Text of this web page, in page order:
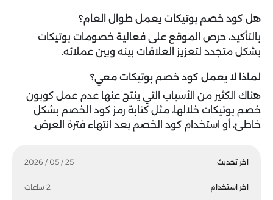
اخر تحديث 25 / 05 / 2026
اخر استخدام 2 ساعات
هل كود خصم بوتيكات يعمل طوال العام؟
بالتأكيد، حرص الموقع على فعالية خصومات بوتيكات
بشكل متجدد لتعزيز العلاقات بينه وبين عملائه.
لماذا لا يعمل كود خصم بوتيكات معي؟
هناك الكثير من الأسباب التي ينتج عنها عدم عمل كوبون
خصم بوتيكات خلالها، مثل كتابة رمز كود الخصم بشكل
خاطئ، أو استخدام كود الخصم بعد انتهاء فترة العرض.